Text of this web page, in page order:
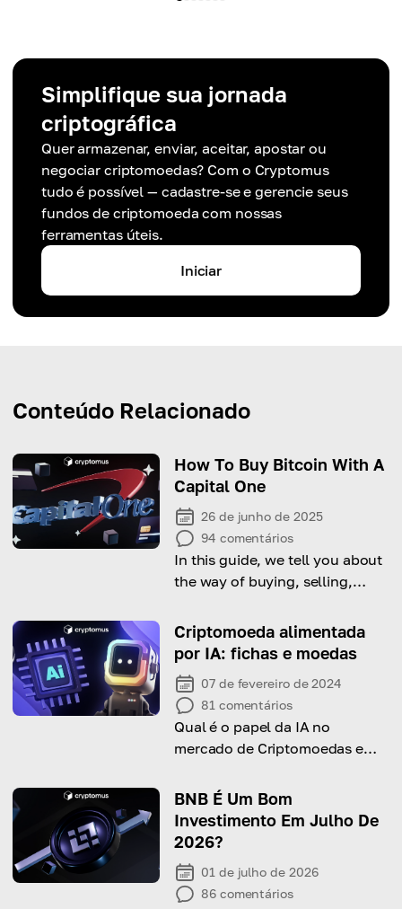
Simplifique sua jornada
criptográfica
Quer armazenar, enviar, aceitar, apostar ou
negociar criptomoedas? Com o Cryptomus
tudo é possível — cadastre-se e gerencie seus
fundos de criptomoeda com nossas
ferramentas úteis.
Iniciar
Conteúdo Relacionado
How To Buy Bitcoin With A
Capital One
26 de junho de 2025
94 comentários
In this guide, we tell you about
the way of buying, selling,
Bitcoin and other crypto using
a Capital One credit card, and
give you tips on how to do it
successfully!
Criptomoeda alimentada
por IA: fichas e moedas
07 de fevereiro de 2024
81 comentários
Qual é o papel da IA no
mercado de Criptomoedas e
baseadas em IA mais
populares? Todas as respostas
estão neste artigo!
BNB É Um Bom
Investimento Em Julho De
2026?
01 de julho de 2026
86 comentários